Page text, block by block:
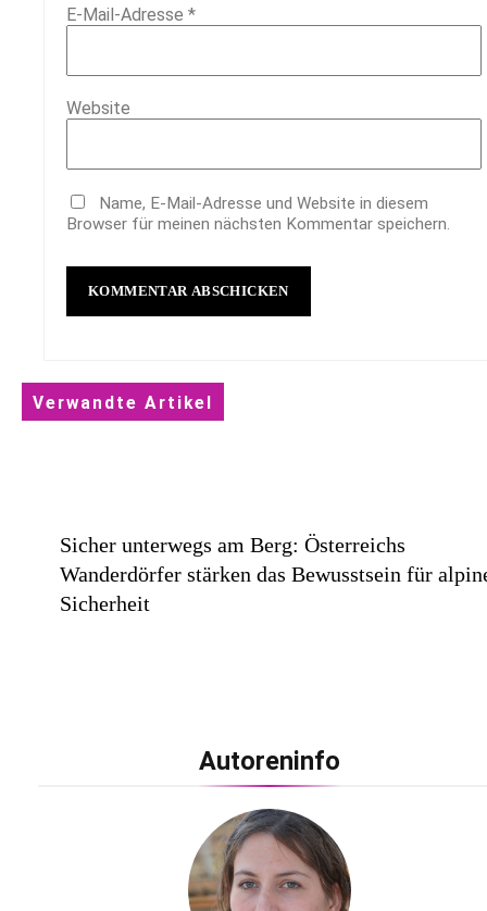
E-Mail-Adresse *
Website
Name, E-Mail-Adresse und Website in diesem
Browser für meinen nächsten Kommentar speichern.
Verwandte Artikel
Sicher unterwegs am Berg: Österreichs
Wanderdörfer stärken das Bewusstsein für
Sicherheit
Statement in Farbe / medi präsentiert
und Samtviolett für die medizinische
Kompressionsversorgung
Autoreninfo